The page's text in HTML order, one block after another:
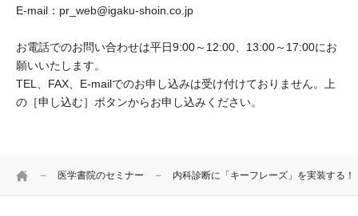
HOME 医学書院のセミナー 内科診断に「キーフレーズ」を実装する！
E-mail：pr_web@igaku-shoin.co.jp
お電話でのお問い合わせは平日9:00～12:00、13:00～17:00にお
願いいたします。
TEL、FAX、E-mailでのお申し込みは受け付けておりません。上
の［申し込む］ボタンからお申し込みください。